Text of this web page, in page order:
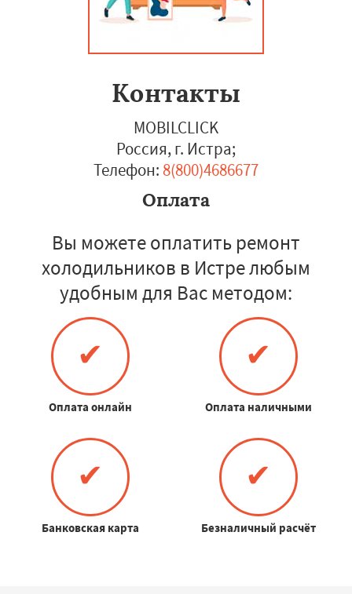
Контакты
MOBILCLICK
Россия, г. Истра;
Телефон: 8(800)4686677
Оплата
Вы можете оплатить ремонт
холодильников в Истре любым
удобным для Вас методом:
✔
Оплата онлайн
✔
Оплата наличными
✔
Банковская карта
✔
Безналичный расчёт